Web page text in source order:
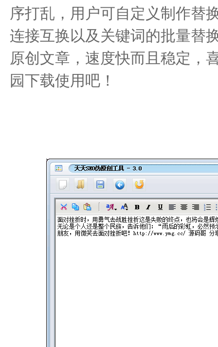
序打乱，用户可自定义制作替
连接互换以及关键词的批量替
原创文章，速度快而且稳定，
园下载使用吧！